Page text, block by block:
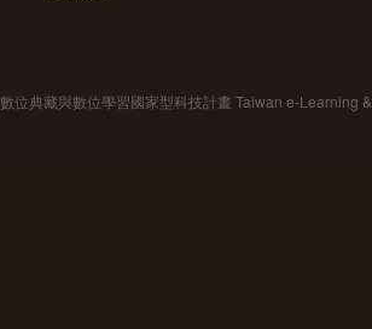
數位典藏與數位學習國家型科技計畫 Taiwan e-Learning